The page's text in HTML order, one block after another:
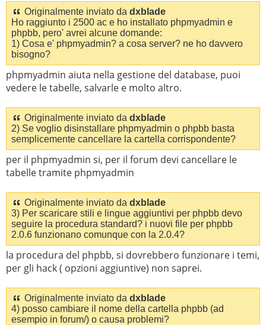
Originalmente inviato da dxblade
Ho raggiunto i 2500 ac e ho installato phpmyadmin e
phpbb, pero' avrei alcune domande:
1) Cosa e' phpmyadmin? a cosa server? ne ho davvero
bisogno?
phpmyadmin aiuta nella gestione del database, puoi
vedere le tabelle, salvarle e molto altro.
Originalmente inviato da dxblade
2) Se voglio disinstallare phpmyadmin o phpbb basta
semplicemente cancellare la cartella corrispondente?
per il phpmyadmin si, per il forum devi cancellare le
tabelle tramite phpmyadmin
Originalmente inviato da dxblade
3) Per scaricare stili e lingue aggiuntivi per phpbb devo
seguire la procedura standard? i nuovi file per phpbb
2.0.6 funzionano comunque con la 2.0.4?
la procedura del phpbb, si dovrebbero funzionare i temi,
per gli hack ( opzioni aggiuntive) non saprei.
Originalmente inviato da dxblade
4) posso cambiare il nome della cartella phpbb (ad
esempio in forum/) o causa problemi?